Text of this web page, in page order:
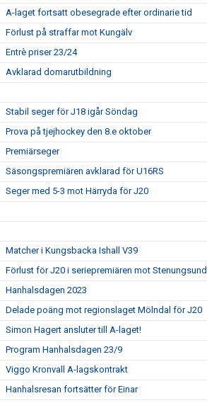
A-laget fortsatt obesegrade efter ordinarie tid
Förlust på straffar mot Kungälv
Entrè priser 23/24
Avklarad domarutbildning
Stabil seger för J18 igår Söndag
Prova på tjejhockey den 8.e oktober
Premiärseger
Säsongspremiären avklarad för U16RS
Seger med 5-3 mot Härryda för J20
Matcher i Kungsbacka Ishall V39
Förlust för J20 i seriepremiären mot Stenungsund
Hanhalsdagen 2023
Delade poäng mot regionslaget Mölndal för J20
Simon Hagert ansluter till A-laget!
Program Hanhalsdagen 23/9
Viggo Kronvall A-lagskontrakt
Hanhalsresan fortsätter för Einar